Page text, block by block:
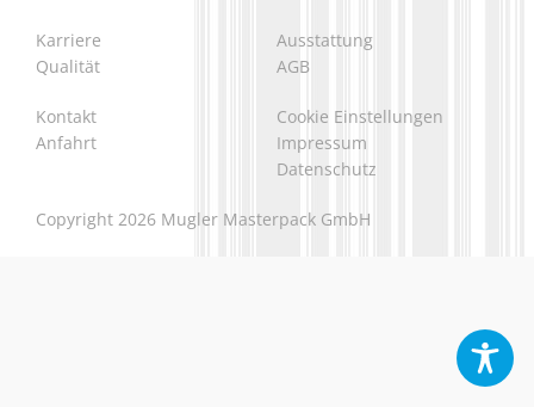
Karriere
Qualität
Ausstattung
AGB
Kontakt
Anfahrt
Cookie Einstellungen
Impressum
Datenschutz
Copyright 2026 Mugler Masterpack GmbH